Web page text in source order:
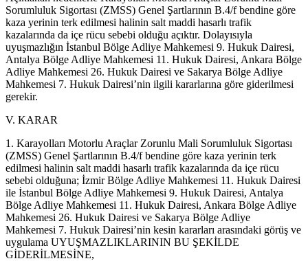
Sorumluluk Sigortası (ZMSS) Genel Şartlarının B.4/f bendine göre
kaza yerinin terk edilmesi halinin salt maddi hasarlı trafik
kazalarında da içe rücu sebebi olduğu açıktır. Dolayısıyla
uyuşmazlığın İstanbul Bölge Adliye Mahkemesi 9. Hukuk Dairesi,
Antalya Bölge Adliye Mahkemesi 11. Hukuk Dairesi, Ankara Bölge
Adliye Mahkemesi 26. Hukuk Dairesi ve Sakarya Bölge Adliye
Mahkemesi 7. Hukuk Dairesi’nin ilgili kararlarına göre giderilmesi
gerekir.
V. KARAR
1. Karayolları Motorlu Araçlar Zorunlu Mali Sorumluluk Sigortası
(ZMSS) Genel Şartlarının B.4/f bendine göre kaza yerinin terk
edilmesi halinin salt maddi hasarlı trafik kazalarında da içe rücu
sebebi olduğuna; İzmir Bölge Adliye Mahkemesi 11. Hukuk Dairesi
ile İstanbul Bölge Adliye Mahkemesi 9. Hukuk Dairesi, Antalya
Bölge Adliye Mahkemesi 11. Hukuk Dairesi, Ankara Bölge Adliye
Mahkemesi 26. Hukuk Dairesi ve Sakarya Bölge Adliye
Mahkemesi 7. Hukuk Dairesi’nin kesin kararları arasındaki görüş ve
uygulama UYUŞMAZLIKLARININ BU ŞEKİLDE
GİDERİLMESİNE,